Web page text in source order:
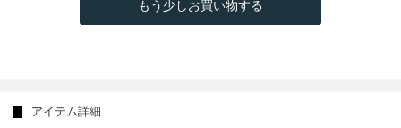
もう少しお買い物する
アイテム詳細